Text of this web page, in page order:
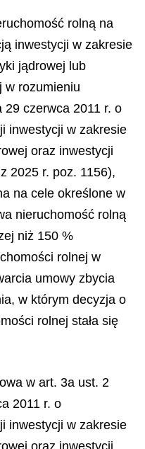
rolną na
inwestycji w zakresie
jądrowej lub
w rozumieniu
29 czerwca 2011 r. o
inwestycji w zakresie
oraz inwestycji
2025 r. poz. 1156),
na cele określone w
nieruchomość rolną
niż 150 %
rolnej w
umowy zbycia
w którym decyzja o
rolnej stała się
w art. 3a ust. 2
2011 r. o
inwestycji w zakresie
oraz inwestycji